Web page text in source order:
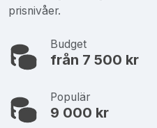
prisnivåer.
Budget
från 7 500 kr
Populär
9 000 kr